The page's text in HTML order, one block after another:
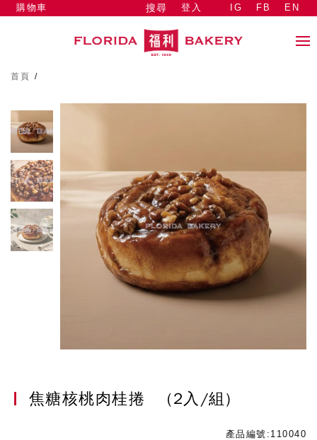
搜尋 登入
購物車 IG FB EN
首頁 /
焦糖核桃肉桂捲 (2入/組)
產品編號:110040